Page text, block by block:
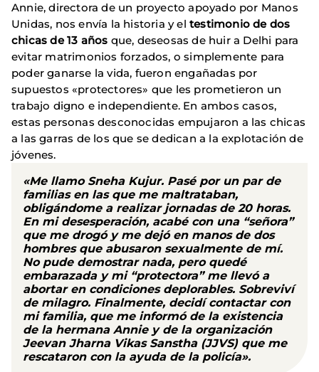
Annie, directora de un proyecto apoyado por Manos
Unidas, nos envía la historia y el testimonio de dos
chicas de 13 años que, deseosas de huir a Delhi para
evitar matrimonios forzados, o simplemente para
poder ganarse la vida, fueron engañadas por
supuestos «protectores» que les prometieron un
trabajo digno e independiente. En ambos casos,
estas personas desconocidas empujaron a las chicas
a las garras de los que se dedican a la explotación de
jóvenes.
«Me llamo Sneha Kujur. Pasé por un par de
familias en las que me maltrataban,
obligándome a realizar jornadas de 20 horas.
En mi desesperación, acabé con una “señora”
que me drogó y me dejó en manos de dos
hombres que abusaron sexualmente de mí.
No pude demostrar nada, pero quedé
embarazada y mi “protectora” me llevó a
abortar en condiciones deplorables. Sobreviví
de milagro. Finalmente, decidí contactar con
mi familia, que me informó de la existencia
de la hermana Annie y de la organización
Jeevan Jharna Vikas Sanstha (JJVS) que me
rescataron con la ayuda de la policía».